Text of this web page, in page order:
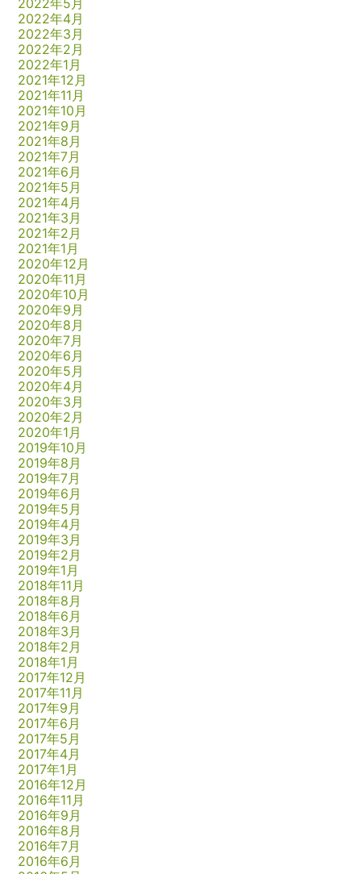
2022年4月
2022年3月
2022年2月
2022年1月
2021年12月
2021年11月
2021年10月
2021年9月
2021年8月
2021年7月
2021年6月
2021年5月
2021年4月
2021年3月
2021年2月
2021年1月
2020年12月
2020年11月
2020年10月
2020年9月
2020年8月
2020年7月
2020年6月
2020年5月
2020年4月
2020年3月
2020年2月
2020年1月
2019年10月
2019年8月
2019年7月
2019年6月
2019年5月
2019年4月
2019年3月
2019年2月
2019年1月
2018年11月
2018年8月
2018年6月
2018年3月
2018年2月
2018年1月
2017年12月
2017年11月
2017年9月
2017年6月
2017年5月
2017年4月
2017年1月
2016年12月
2016年11月
2016年9月
2016年8月
2016年7月
2016年6月